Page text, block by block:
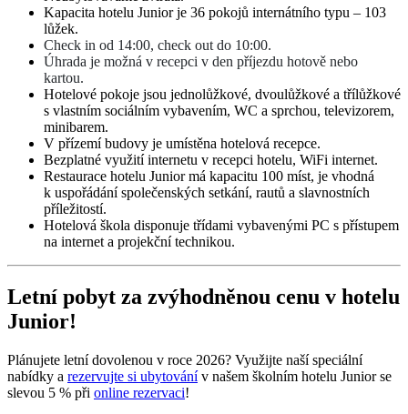
Kapacita hotelu Junior je 36 pokojů internátního typu – 103
lůžek.
Check in od 14:00, check out do 10:00.
Úhrada je možná v recepci v den příjezdu hotově nebo
kartou.
Hotelové pokoje jsou jednolůžkové, dvoulůžkové a třílůžkové
s vlastním sociálním vybavením, WC a sprchou, televizorem,
minibarem.
V přízemí budovy je umístěna hotelová recepce.
Bezplatné využití internetu v recepci hotelu, WiFi internet.
Restaurace hotelu Junior má kapacitu 100 míst, je vhodná
k uspořádání společenských setkání, rautů a slavnostních
příležitostí.
Hotelová škola disponuje třídami vybavenými PC s přístupem
na internet a projekční technikou.
Letní pobyt za zvýhodněnou cenu v hotelu
Junior!
Plánujete letní dovolenou v roce 2026? Využijte naší speciální
nabídky a rezervujte si ubytovánív našem školním hotelu Junior se
slevou 5 % při online rezervaci!